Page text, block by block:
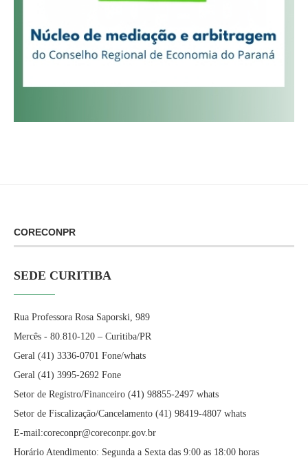
CORECONPR
SEDE CURITIBA
Rua Professora Rosa Saporski, 989
Mercês - 80.810-120 – Curitiba/PR
Geral (41) 3336-0701 Fone/whats
Geral (41) 3995-2692 Fone
Setor de Registro/Financeiro (41) 98855-2497 whats
Setor de Fiscalização/Cancelamento (41) 98419-4807 whats
E-mail:coreconpr@coreconpr.gov.br
Horário Atendimento: Segunda a Sexta das 9:00 as 18:00 horas